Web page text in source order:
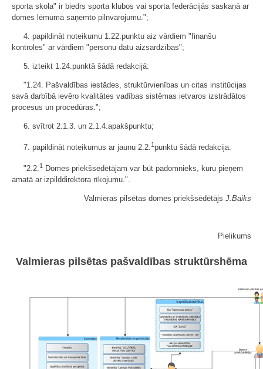
sporta skola" ir biedrs sporta klubos vai sporta federācijās saskaņā ar
domes lēmumā saņemto pilnvarojumu.";
4. papildināt noteikumu 1.22.punktu aiz vārdiem "finanšu
kontroles" ar vārdiem "personu datu aizsardzības";
5. izteikt 1.24.punktā šādā redakcijā:
"1.24. Pašvaldības iestādes, struktūrvienības un citas institūcijas
savā darbībā ievēro kvalitātes vadības sistēmas ietvaros izstrādātos
procesus un procedūras.";
6. svītrot 2.1.3. un 2.1.4.apakšpunktu;
7. papildināt noteikumus ar jaunu 2.2. 1punktu šādā redakcija:
"2.2.1
Domes priekšsēdētājam var būt padomnieks, kuru pieņem
amatā ar izpilddirektora rīkojumu.".
Valmieras pilsētas domes priekšsēdētājs J.Baiks
Pielikums
Valmieras pilsētas pašvaldības struktūrshēma